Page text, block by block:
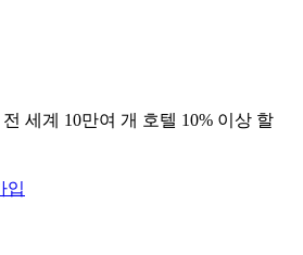
세계 10만여 개 호텔 10% 이상 할
입